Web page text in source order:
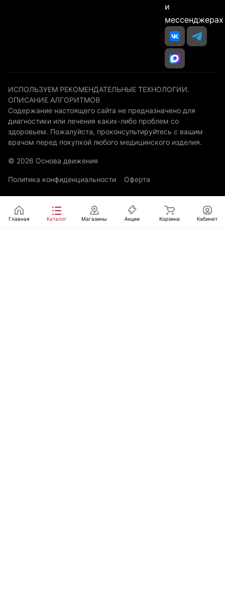
и
мессенджерах
ИСПОЛЬЗУЕМ РЕКОМЕНДАТЕЛЬНЫЕ ТЕХНОЛОГИИ.
ОПИСАНИЕ АЛГОРИТМОВ
Содержание настоящего сайта не предназначено для
диагностики или лечения каких-либо проблем со
здоровьем. Пожалуйста, проконсультируйтесь с вашим
врачом перед покупкой любого медицинского изделия.
© 2026 Основа движения
Политика конфиденциальности Оферта
Главная Каталог Магазины Акции Корзина Кабинет